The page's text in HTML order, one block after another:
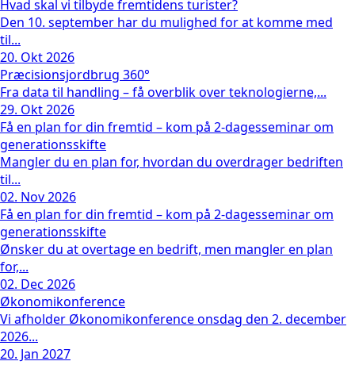
Hvad skal vi tilbyde fremtidens turister?
Den 10. september har du mulighed for at komme med
til...
20. Okt 2026
Præcisionsjordbrug 360°
Fra data til handling – få overblik over teknologierne,...
29. Okt 2026
Få en plan for din fremtid – kom på 2-dagesseminar om
generationsskifte
Mangler du en plan for, hvordan du overdrager bedriften
til...
02. Nov 2026
Få en plan for din fremtid – kom på 2-dagesseminar om
generationsskifte
Ønsker du at overtage en bedrift, men mangler en plan
for,...
02. Dec 2026
Økonomikonference
Vi afholder Økonomikonference onsdag den 2. december
2026...
20. Jan 2027